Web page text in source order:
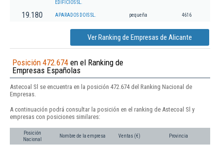
EDIFICIOS SL.
19.180 APARADOS DOIS SL. pequeña 4616
Ver Ranking de Empresas de Alicante
Posición 472.674 en el Ranking de
Empresas Españolas
Astecoal Sl se encuentra en la posición 472.674 del Ranking Nacional de
Empresas.
A continuación podrá consultar la posición en el ranking de Astecoal Sl y
empresas con posiciones similares:
Posición
Nacional
Nombre de la empresa Ventas (€) Provincia